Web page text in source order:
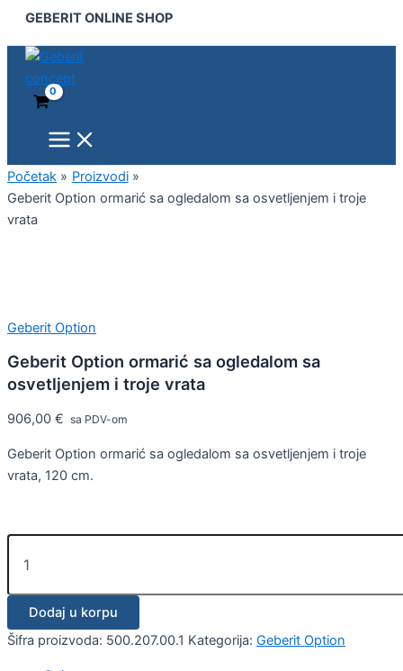
Pređi
sadržaj
GEBERIT ONLINE SHOP
Menu
Početak
Proizvodi
Geberit Option ormarić sa ogledalom sa osvetljenjem i troje
vrata
Geberit Option
Geberit Option ormarić sa ogledalom sa
osvetljenjem i troje vrata
906,00 € sa PDV-om
Geberit Option ormarić sa ogledalom sa osvetljenjem i troje
vrata, 120 cm.
Option
ormarić
ogledalom
vrata
količina
Dodaj u korpu
Šifra proizvoda: 500.207.00.1 Kategorija: Geberit Option